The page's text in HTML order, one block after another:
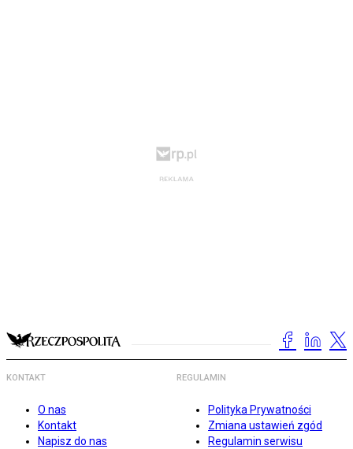
KONTAKT
O nas
Kontakt
Napisz do nas
REGULAMIN
Polityka Prywatności
Zmiana ustawień zgód
Regulamin serwisu